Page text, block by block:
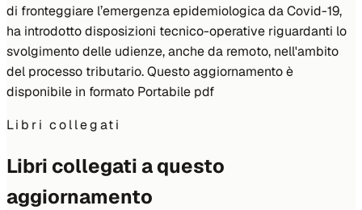
di fronteggiare l’emergenza epidemiologica da Covid-19,
ha introdotto disposizioni tecnico-operative riguardanti lo
svolgimento delle udienze, anche da remoto, nell'ambito
del processo tributario. Questo aggiornamento è
disponibile in formato Portabile pdf
Libri collegati
Libri collegati a questo
aggiornamento